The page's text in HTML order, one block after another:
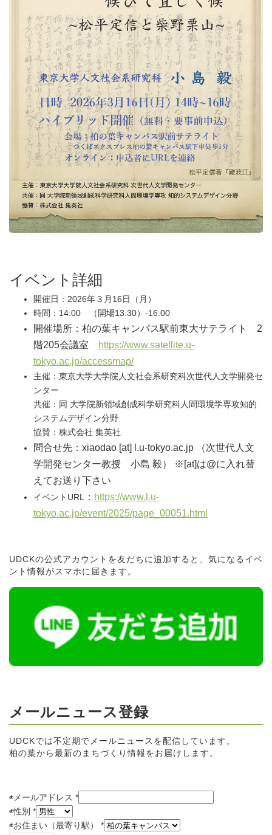
イベント詳細
開催日：2026年３月16日（月）
時間：14:00 （開場13:30）-16:00
開催場所：柏の葉キャンパス駅前東大サテライト 2
階205会議室
https://www.satellite.u-
tokyo.ac.jp/accessmap/
主催：東京大学大学院人文社会系研究科次世代人文学開発セ
ンター
共催：同 大学院新領域創成科学研究科人間環境学専攻知的
システムデザイン分野
協賛：株式会社 集英社
問合せ先：xiaodao [at] l.u-tokyo.ac.jp （次世代人文
学開発センター教授 小島 毅） ※[at]は@に入れ替
えてお送り下さい
イベントURL ： https://www.l.u-
tokyo.ac.jp/event/2025/page_00051.html
UDCKの公式アカウントを友だちに追加すると、気になるイベ
ント情報がスマホに届きます。
メールニュース登録
UDCKでは不定期でメールニュースを配信しています。
柏の葉から最新のまちづくり情報をお届けします。
◉メールアドレス *
◉性別 *
◉お住まい（最寄り駅） *